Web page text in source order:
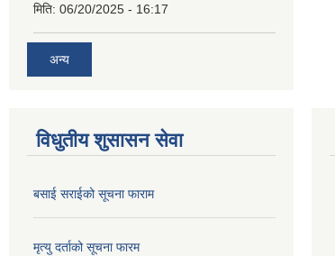
मिति: 06/20/2025 - 16:17
अन्य
विधुतीय शुसासन सेवा
बसाई सराईको सूचना फाराम
मृत्यु दर्ताको सूचना फारम